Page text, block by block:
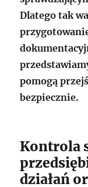
Dlatego tak
pomogą
bezpiecznie.
Kontrola
działań